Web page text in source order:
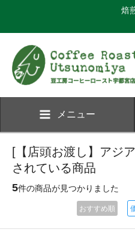
焙
メニュー
[【店頭お渡し】アジ
されている商品
5件の商品が見つかりました
おすすめ順